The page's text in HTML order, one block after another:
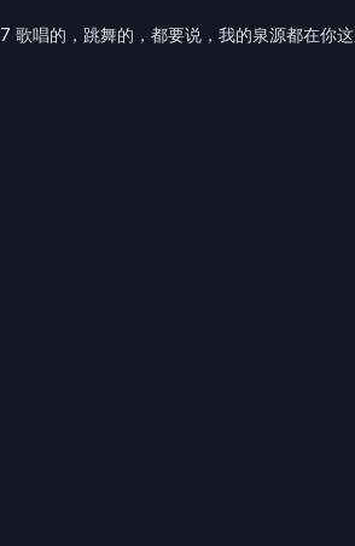
7 歌唱的，跳舞的，都要说，我的泉源都在你这